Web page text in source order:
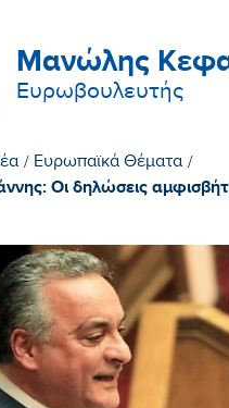
Μανώλης
Ευρωβουλευτής
/ Ευρωπαϊκά Θέματα /
Οι δηλώσεις